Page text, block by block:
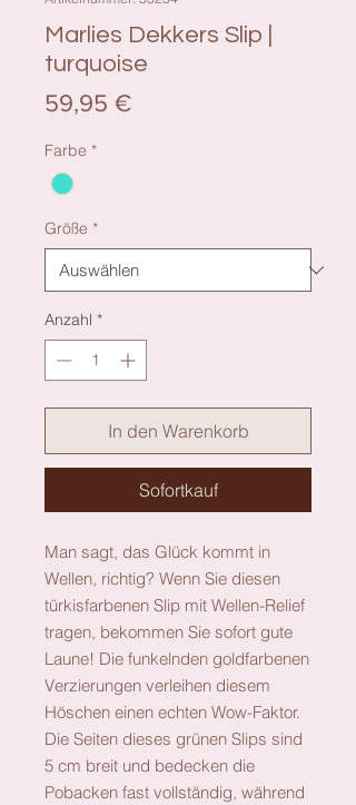
Marlies Dekkers Slip |
turquoise
59,95 €Preis
Farbe *
Größe *
Anzahl *
In den Warenkorb
Sofortkauf
Man sagt, das Glück kommt in
Wellen, richtig? Wenn Sie diesen
türkisfarbenen Slip mit Wellen-Relief
tragen, bekommen Sie sofort gute
Laune! Die funkelnden goldfarbenen
Verzierungen verleihen diesem
Höschen einen echten Wow-Faktor.
Die Seiten dieses grünen Slips sind
5 cm breit und bedecken die
Pobacken fast vollständig, während